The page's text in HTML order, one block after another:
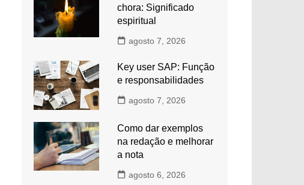
chora: Significado
espiritual
agosto 7, 2026
Key user SAP: Função
e responsabilidades
agosto 7, 2026
Como dar exemplos
na redação e melhorar
a nota
agosto 6, 2026